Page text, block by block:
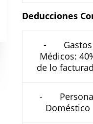
Deducciones
- Gastos
Médicos:
de lo
-
Doméstico